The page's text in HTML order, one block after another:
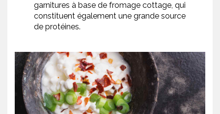
garnitures à base de fromage cottage, qui
constituent également une grande source
de protéines.